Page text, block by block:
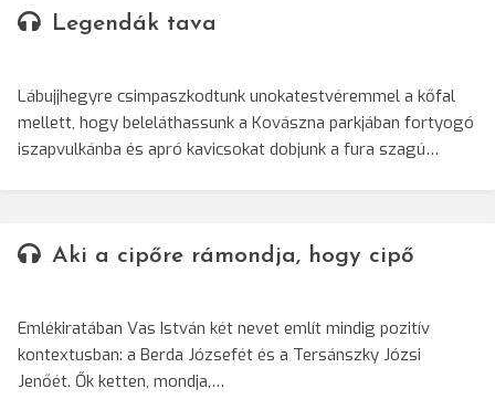
Legendák tava
Lábujjhegyre csimpaszkodtunk unokatestvéremmel a kőfal
mellett, hogy beleláthassunk a Kovászna parkjában fortyogó
iszapvulkánba és apró kavicsokat dobjunk a fura szagú…
Aki a cipőre rámondja, hogy cipő
Emlékiratában Vas István két nevet említ mindig pozitív
kontextusban: a Berda Józsefét és a Tersánszky Józsi
Jenőét. Ők ketten, mondja,…